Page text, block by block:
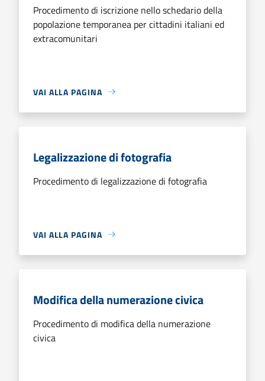
Procedimento di iscrizione nello schedario della
popolazione temporanea per cittadini italiani ed
extracomunitari
VAI ALLA PAGINA
Legalizzazione di fotografia
Procedimento di legalizzazione di fotografia
VAI ALLA PAGINA
Modifica della numerazione civica
Procedimento di modifica della numerazione
civica